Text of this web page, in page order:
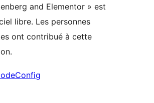
and Elementor » est
libre. Les personnes
ont contribué à cette